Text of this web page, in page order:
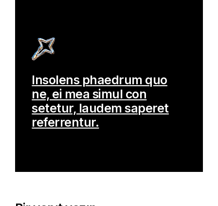
Insolens phaedrum quo
ne, ei mea simul con
setetur, laudem saperet
referrentur.